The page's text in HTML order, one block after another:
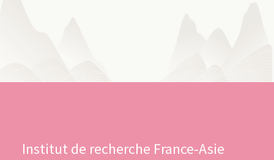
Institut de recherche France-Asie